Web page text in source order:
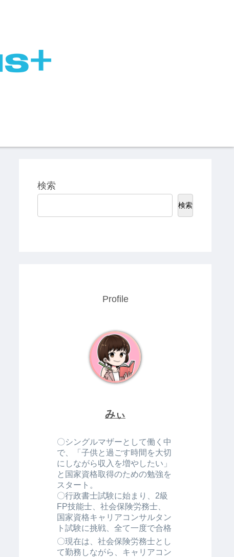
検索
検索
Profile
みぃ
〇シングルマザーとして働く中
で、「子供と過ごす時間を大切
にしながら収入を増やしたい」
と国家資格取得のための勉強を
スタート。
〇行政書士試験に始まり、2級
FP技能士、社会保険労務士、
国家資格キャリアコンサルタン
ト試験に挑戦、全て一度で合格
〇現在は、社会保険労務士とし
て勤務しながら、キャリアコン